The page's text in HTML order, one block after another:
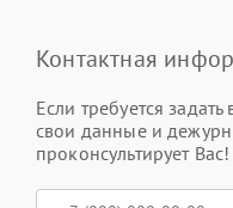
Контактная
Если требуется задать
свои данные и
проконсультирует Вас!